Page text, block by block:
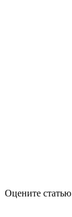
Оцените статью